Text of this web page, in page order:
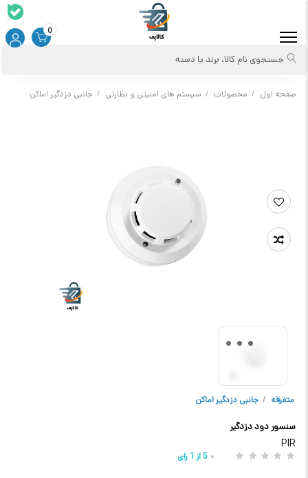
جستجوی نام کالا، برند یا دسته
0
صفحه اول / محصولات / سیستم های امنیتی و نظارتی / جانبی دزدگیر اماکن
متفرقه / جانبی دزدگیر اماکن
سنسور دود دزدگیر
PIR
5از 1رای